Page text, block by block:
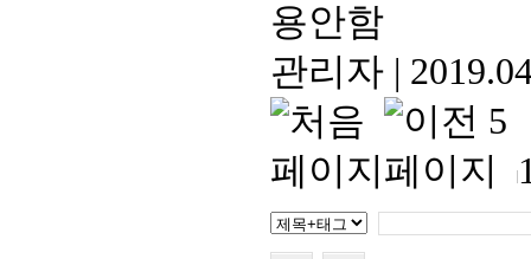
용안함
관리자 |